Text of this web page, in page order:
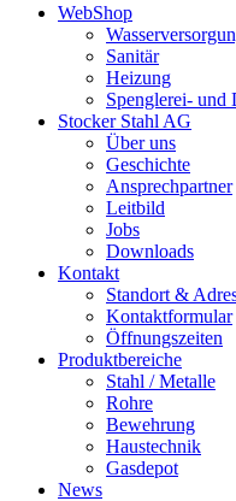
WebShop
Sanitär
Heizung
Spenglerei- und
Stocker Stahl AG
Über uns
Geschichte
Ansprechpartner
Leitbild
Jobs
Downloads
Kontakt
Standort &
Kontaktformular
Öffnungszeiten
Produktbereiche
Stahl / Metalle
Rohre
Bewehrung
Haustechnik
Gasdepot
News